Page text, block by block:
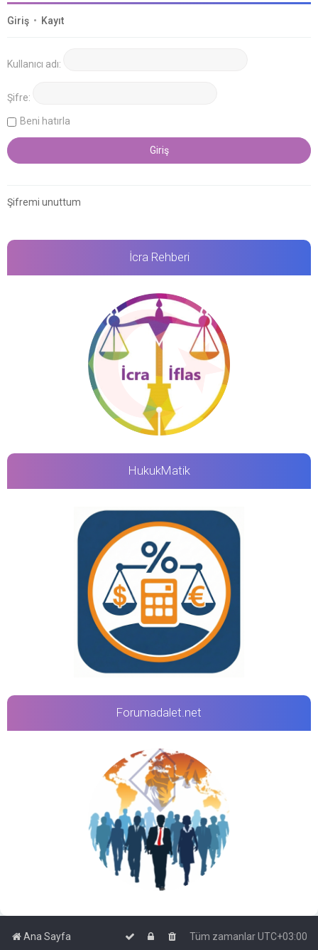
Giriş • Kayıt
Kullanıcı adı:
Şifre:
Beni hatırla
Şifremi unuttum
İcra Rehberi
HukukMatik
Forumadalet.net
Ana Sayfa Tüm zamanlarUTC+03:00